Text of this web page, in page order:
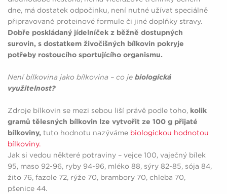
dne, má dostatek odpočinku, není nutné užívat speciálně
připravované proteinové formule či jiné doplňky stravy.
Dobře poskládaný jídelníček z běžně dostupných
surovin, s dostatkem živočišných bílkovin pokryje
potřeby rostoucího sportujícího organismu.
Není bílkovina jako bílkovina – co je biologická
využitelnost?
Zdroje bílkovin se mezi sebou liší právě podle toho, kolik
gramů tělesných bílkovin lze vytvořit ze 100 g přijaté
bílkoviny, tuto hodnotu nazýváme biologickou hodnotou
bílkoviny.
Jak si vedou některé potraviny – vejce 100, vaječný bílek
95, maso 92-96, ryby 94-96, mléko 88, sýry 82-85, sója 84,
žito 76, fazole 72, rýže 70, brambory 70, chleba 70,
pšenice 44.